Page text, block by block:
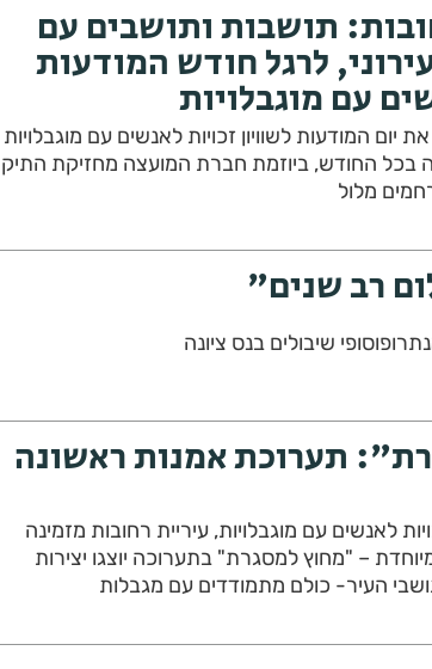
תושבות ותושבים עם
לרגל חודש המודעות
עם מוגבלויות
יום המודעות לשוויון זכויות לאנשים עם מוגבלויות
בכל החודש, ביוזמת חברת המועצה מחזיקת התיק
מלול
רב שנים"
תערוכת אמנות ראשונה
לאנשים עם מוגבלויות, עיריית רחובות מזמינה
– "מחוץ למסגרת" בתערוכה יוצגו יצירות